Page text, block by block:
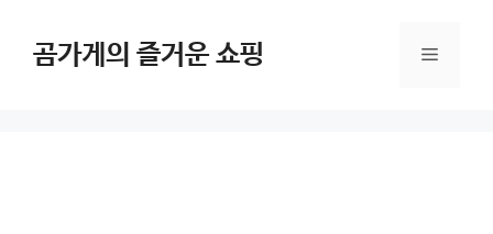
content곰가게의 즐거운 쇼핑 Menu